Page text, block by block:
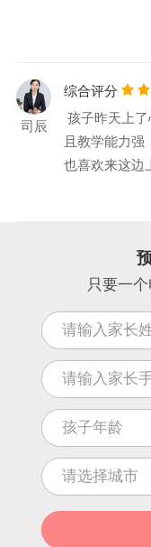
司辰
综合评分
孩子昨天上
且教学能力
也喜欢来这边
只要一